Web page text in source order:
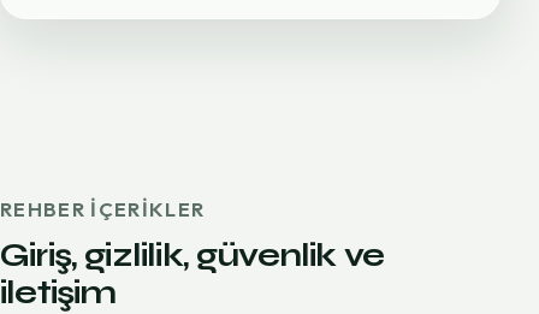
REHBER IÇERIKLER
Giriş, gizlilik, güvenlik ve
iletişim